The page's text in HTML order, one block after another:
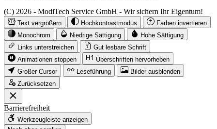
(C) 2026 - ModiTech Service GmbH - Wir sichern Ihr Eigentum!
Text vergrößern Hochkontrastmodus
Farben invertieren
Monochrom
Niedrige Sättigung
Hohe Sättigung
Links unterstreichen
Gut lesbare Schrift
Animationen stoppen
Überschriften hervorheben
Großer Cursor
Leseführung
Bilder ausblenden
Zurücksetzen
Barrierefreiheit
Werkzeugleiste anzeigen